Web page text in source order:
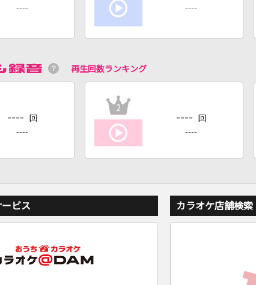
---- ----
再生回数ランキング
---- 回
----
2
---- 回
----
ビス カラオケ店舗検索